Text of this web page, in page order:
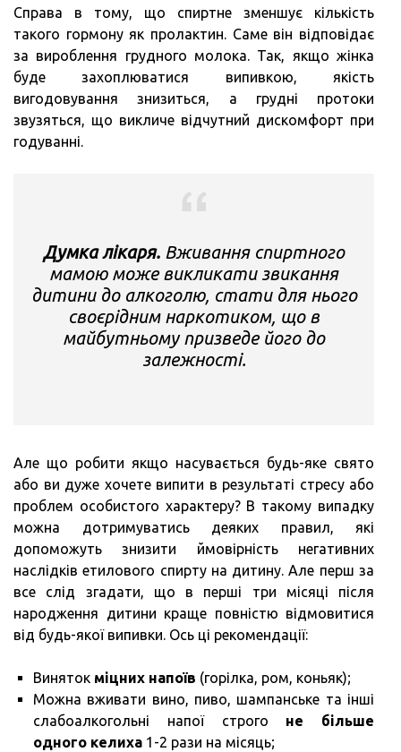
Справа в тому, що спиртне зменшує кількість
такого гормону як пролактин. Саме він відповідає
за вироблення грудного молока. Так, якщо жінка
буде захоплюватися випивкою, якість
вигодовування знизиться, а грудні протоки
звузяться, що викличе відчутний дискомфорт при
годуванні.
Думка лікаря. Вживання спиртного
мамою може викликати звикання
дитини до алкоголю, стати для нього
своєрідним наркотиком, що в
майбутньому призведе його до
залежності.
Але що робити якщо насувається будь-яке свято
або ви дуже хочете випити в результаті стресу або
проблем особистого характеру? В такому випадку
можна дотримуватись деяких правил, які
допоможуть знизити ймовірність негативних
наслідків етилового спирту на дитину. Але перш за
все слід згадати, що в перші три місяці після
народження дитини краще повністю відмовитися
від будь-якої випивки. Ось ці рекомендації:
Виняток міцних напоїв (горілка, ром, коньяк);
Можна вживати вино, пиво, шампанське та інші
слабоалкогольні напої строго не більше
одного келиха 1-2 рази на місяць;